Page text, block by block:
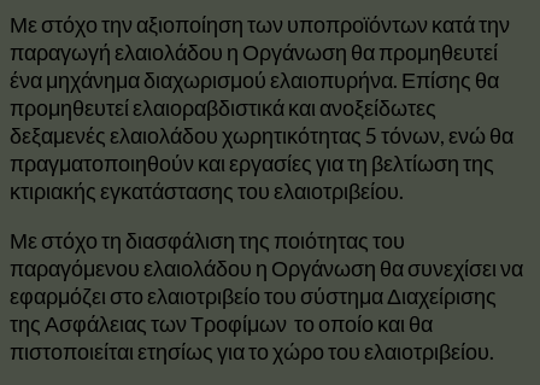
Με στόχο την αξιοποίηση των υποπροϊόντων κατά την
παραγωγή ελαιολάδου η Οργάνωση θα προμηθευτεί
ένα μηχάνημα διαχωρισμού ελαιοπυρήνα. Επίσης θα
προμηθευτεί ελαιοραβδιστικά και ανοξείδωτες
δεξαμενές ελαιολάδου χωρητικότητας 5 τόνων, ενώ θα
πραγματοποιηθούν και εργασίες για τη βελτίωση της
κτιριακής εγκατάστασης του ελαιοτριβείου.
Με στόχο τη διασφάλιση της ποιότητας του
παραγόμενου ελαιολάδου η Οργάνωση θα συνεχίσει να
εφαρμόζει στο ελαιοτριβείο του σύστημα Διαχείρισης
της Ασφάλειας των Τροφίμων το οποίο και θα
πιστοποιείται ετησίως για το χώρο του ελαιοτριβείου.